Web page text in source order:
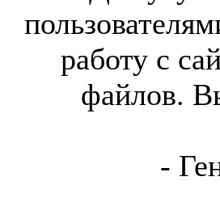
работу с
файлов.
-